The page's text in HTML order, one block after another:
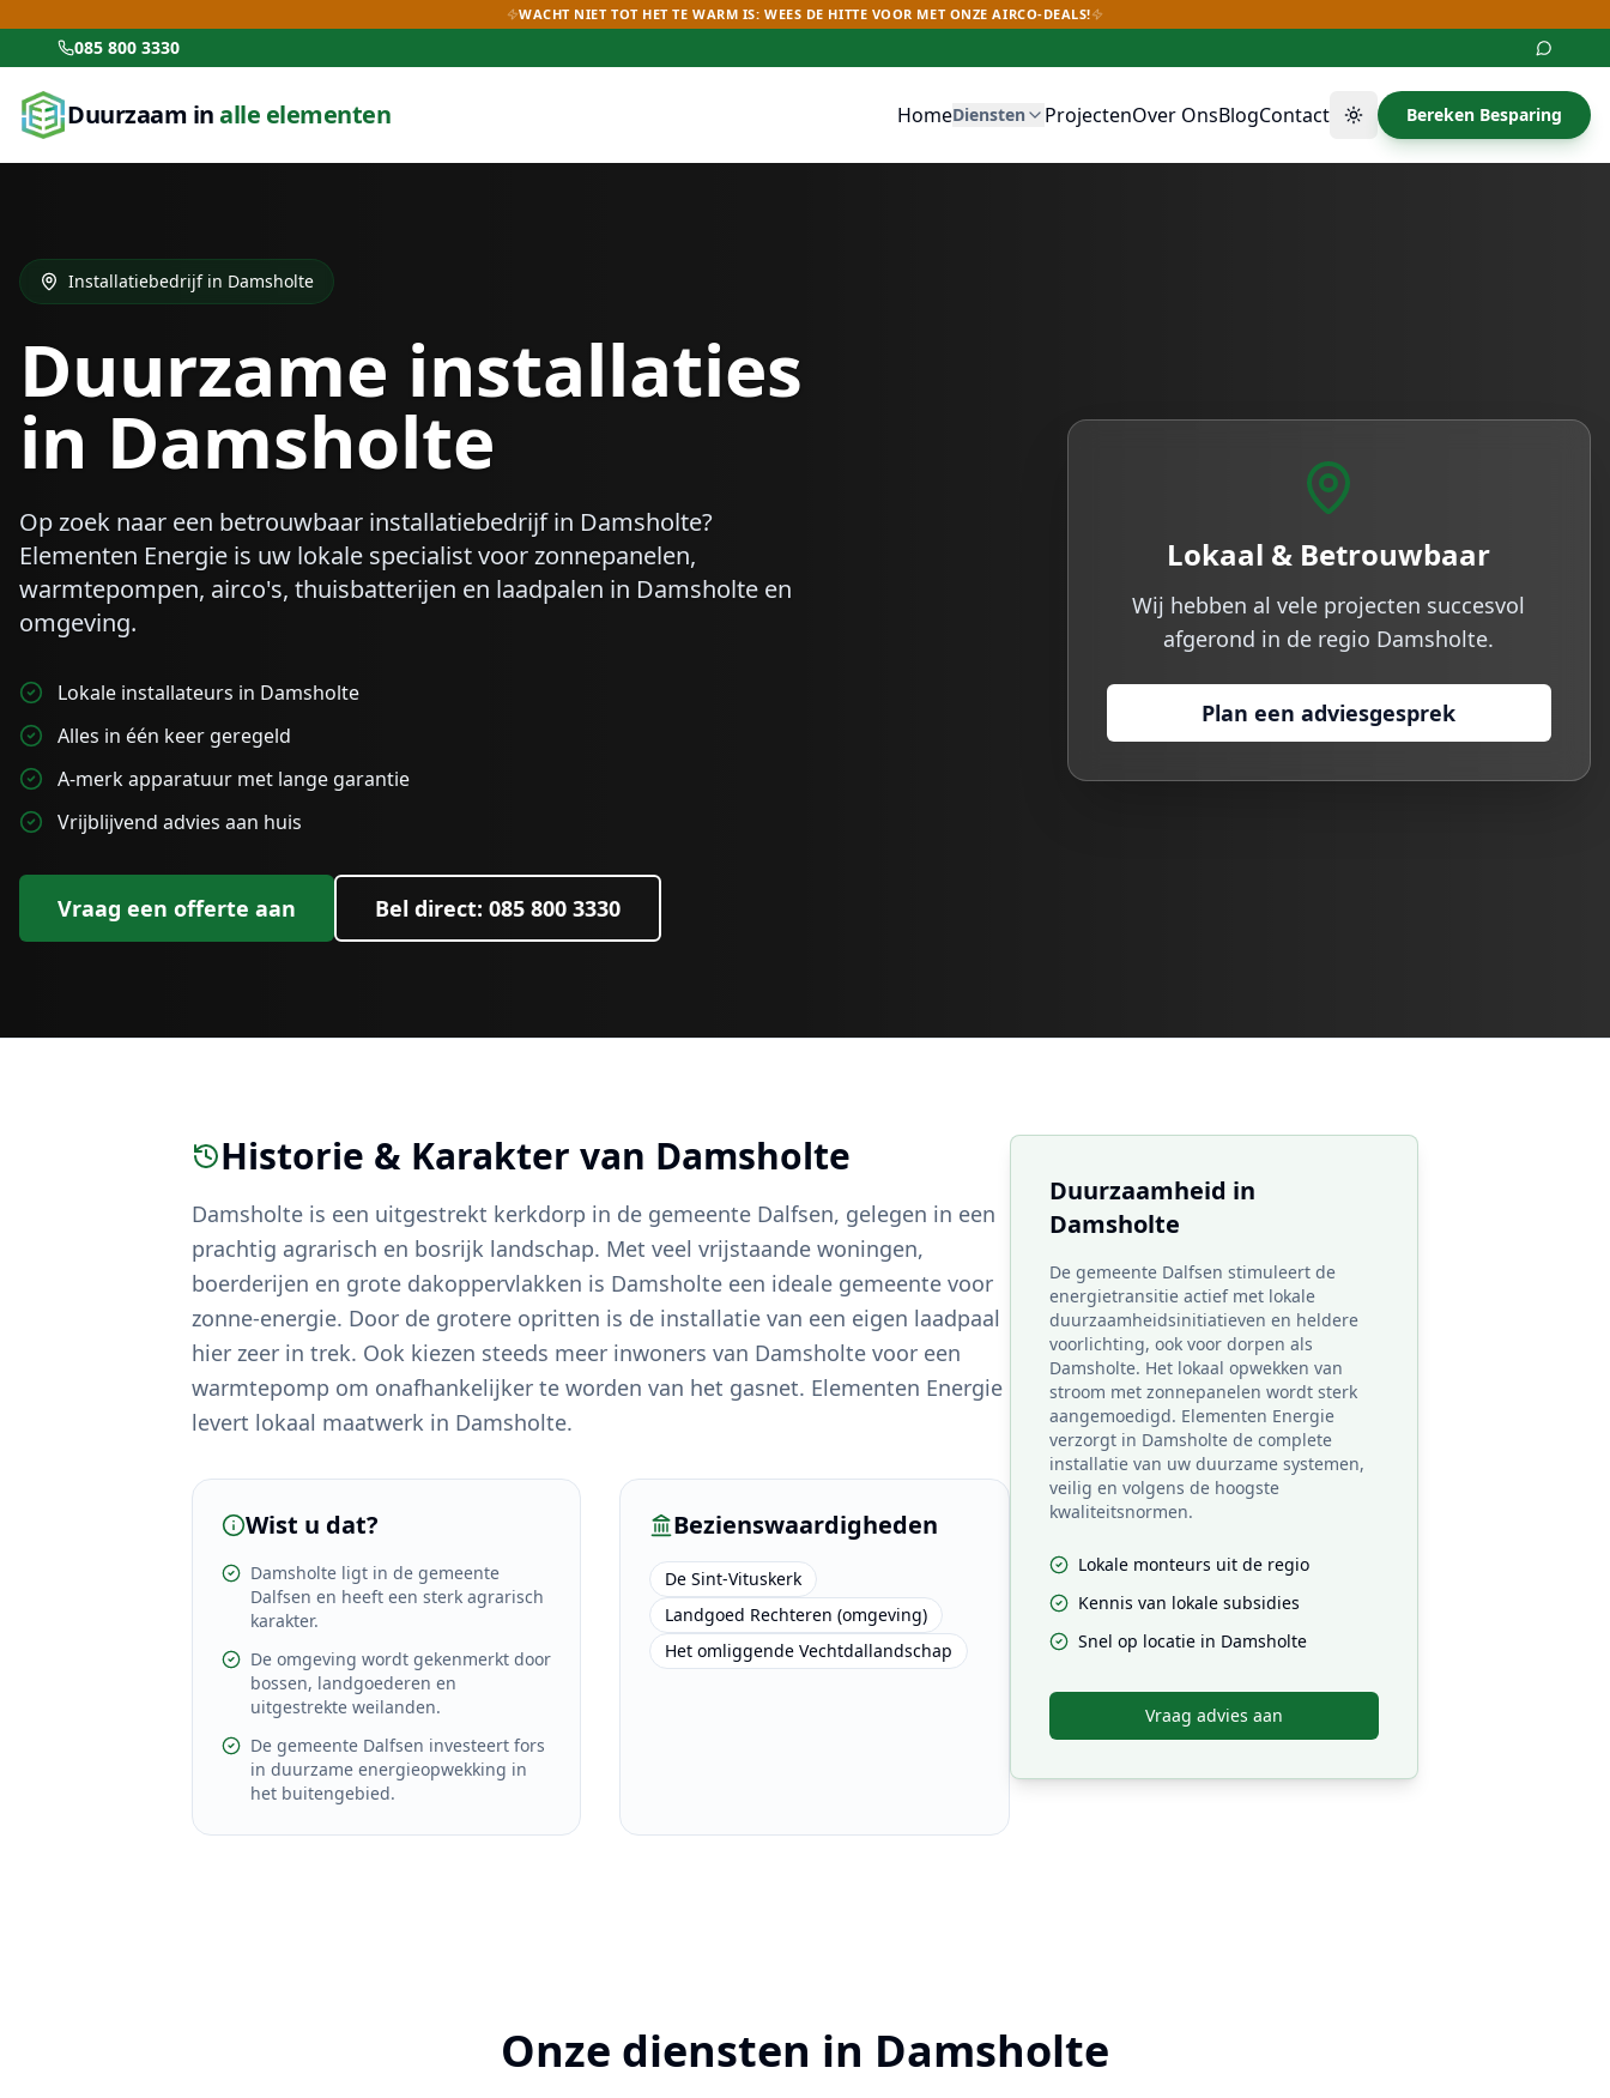
WACHT NIET TOT HET TE WARM IS: WEES DE HITTE VOOR MET ONZE AIRCO-DEALS!
085 800 3330
Duurzaam inalle elementen HomeDiensten ProjectenOver OnsBlogContact Thema wisselen
Bereken Besparing
Installatiebedrijf in Damsholte
Duurzame installaties
in Damsholte
Op zoek naar een betrouwbaar installatiebedrijf in Damsholte?
Elementen Energie is uw lokale specialist voor zonnepanelen,
warmtepompen, airco's, thuisbatterijen en laadpalen in Damsholte en
omgeving.
Lokale installateurs in Damsholte
Alles in één keer geregeld
A-merk apparatuur met lange garantie
Vrijblijvend advies aan huis
Vraag een offerte aan Bel direct: 085 800 3330
Lokaal & Betrouwbaar
Wij hebben al vele projecten succesvol
afgerond in de regio Damsholte.
Plan een adviesgesprek
Historie & Karakter van Damsholte
Damsholte is een uitgestrekt kerkdorp in de gemeente Dalfsen, gelegen in een
prachtig agrarisch en bosrijk landschap. Met veel vrijstaande woningen,
boerderijen en grote dakoppervlakken is Damsholte een ideale gemeente voor
zonne-energie. Door de grotere opritten is de installatie van een eigen laadpaal
hier zeer in trek. Ook kiezen steeds meer inwoners van Damsholte voor een
warmtepomp om onafhankelijker te worden van het gasnet. Elementen Energie
levert lokaal maatwerk in Damsholte.
Wist u dat?
Damsholte ligt in de gemeente
Dalfsen en heeft een sterk agrarisch
karakter.
De omgeving wordt gekenmerkt door
bossen, landgoederen en
uitgestrekte weilanden.
De gemeente Dalfsen investeert fors
in duurzame energieopwekking in
het buitengebied.
Bezienswaardigheden
De Sint-Vituskerk
Landgoed Rechteren (omgeving)
Het omliggende Vechtdallandschap
Duurzaamheid in
Damsholte
De gemeente Dalfsen stimuleert de
energietransitie actief met lokale
duurzaamheidsinitiatieven en heldere
voorlichting, ook voor dorpen als
Damsholte. Het lokaal opwekken van
stroom met zonnepanelen wordt sterk
aangemoedigd. Elementen Energie
verzorgt in Damsholte de complete
installatie van uw duurzame systemen,
veilig en volgens de hoogste
kwaliteitsnormen.
Lokale monteurs uit de regio
Kennis van lokale subsidies
Snel op locatie in Damsholte
Vraag advies aan
Onze diensten in Damsholte